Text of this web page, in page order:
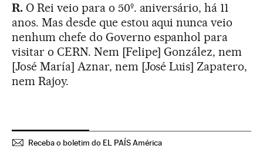
R.O Rei veio para o 50º. aniversário, há 11
anos. Mas desde que estou aqui nunca veio
nenhum chefe do Governo espanhol para
visitar o CERN. Nem [Felipe] González, nem
[José María] Aznar, nem [José Luis] Zapatero,
nem Rajoy.
Receba o boletim do EL PAÍS América